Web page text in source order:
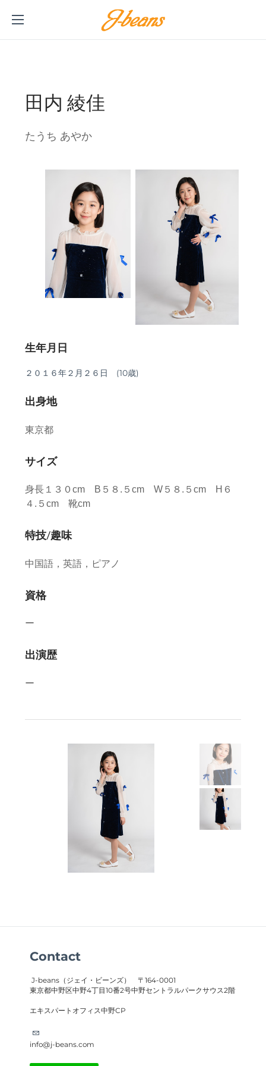
田内 綾佳
たうち あやか
生年月日
２０１６年２月２６日 (10歳)
出身地
東京都
サイズ
身長１３０cm B５８.５cm W５８.５cm H６
４.５cm 靴cm
特技/趣味
中国語，英語，ピアノ
資格
ー
出演歴
ー
Contact
J-beans（ジェイ・ビーンズ） 〒164-0001
東京都中野区中野4丁目10番2号中野セントラルパークサウス2階
​エキスパートオフィス中野CP
info@j-beans.com